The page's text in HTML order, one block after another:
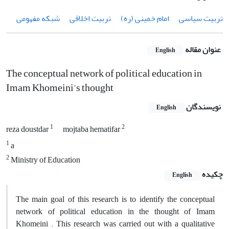
تربیت سیاسی
امام خمینی (ره) تربیت اخلاقی شبکه مفهومی
عنوان مقاله English
The conceptual network of political education in
Imam Khomeini's thought
نویسندگان English
reza doustdar1 mojtaba hematifar2
1a
2Ministry of Education
چکیده
English
The main goal of this research is to identify the conceptual
network of political education in the thought of Imam
Khomeini . This research was carried out with a qualitative